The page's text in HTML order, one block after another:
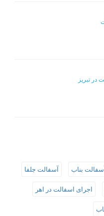
تبریز
بناب آسفالت جلفا
اجرای اسفالت در اهر